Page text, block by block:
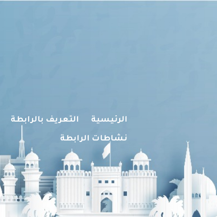
الرئيسية التعريف بالرابطة
نشاطات الرابطة